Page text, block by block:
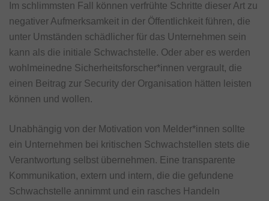
Im schlimmsten Fall können verfrühte Schritte dieser Art zu
negativer Aufmerksamkeit in der Öffentlichkeit führen, die
unter Umständen schädlicher für das Unternehmen sein
kann als die initiale Schwachstelle. Oder aber es werden
wohlmeinedne Sicherheitsforscher*innen vergrault, die
einen Beitrag zur Security der Organisation hätten leisten
können und wollen.
Unabhängig von der Motivation von Melder*innen sollte
ein Unternehmen bei kritischen Schwachstellen stets die
Verantwortung selbst übernehmen. Eine transparente
Kommunikation, extern und intern, die die gefundene
Schwachstelle annimmt und ein rasches Handeln